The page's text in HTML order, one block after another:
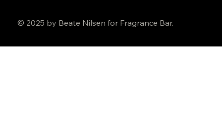
© 2025 by Beate Nilsen for Fragrance Bar.